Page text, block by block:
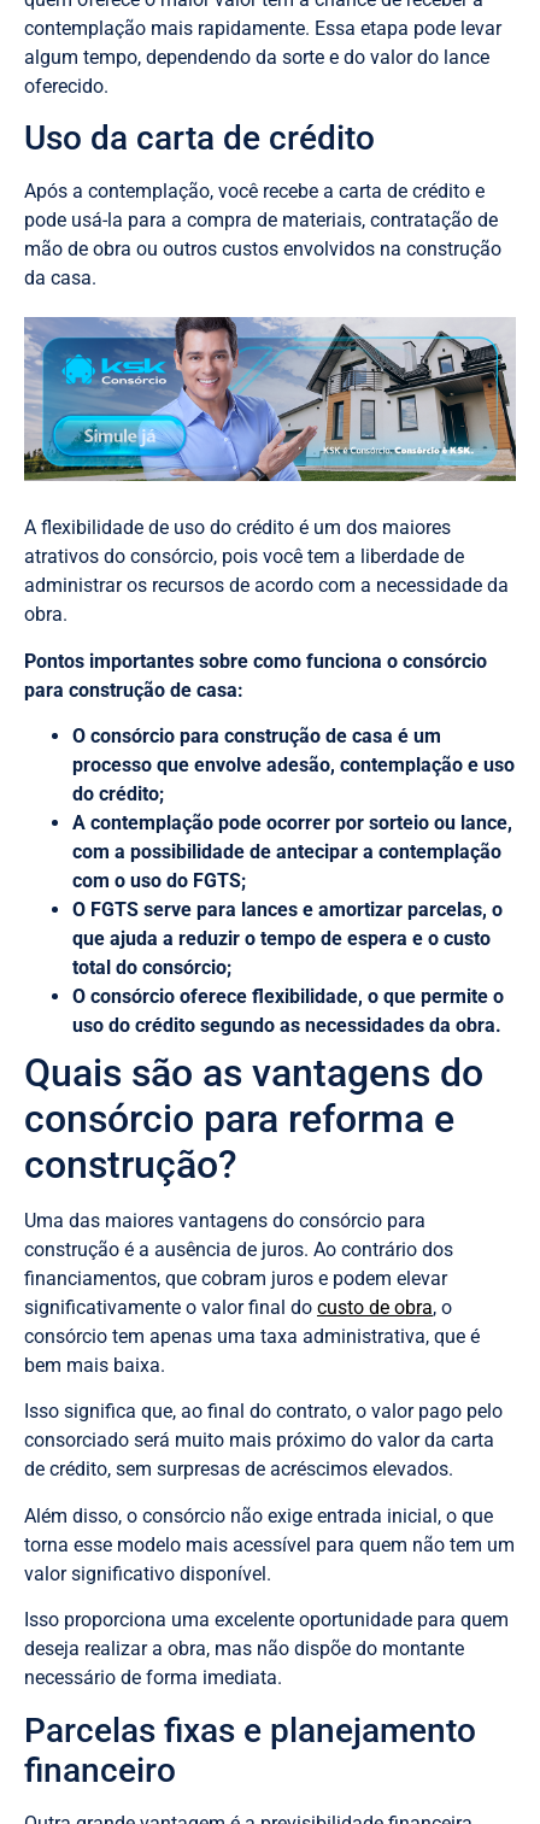
contemplação mais rapidamente. Essa etapa pode levar
algum tempo, dependendo da sorte e do valor do lance
oferecido.
Uso da carta de crédito
Após a contemplação, você recebe a carta de crédito e
pode usá-la para a compra de materiais, contratação de
mão de obra ou outros custos envolvidos na construção
da casa.
A flexibilidade de uso do crédito é um dos maiores
atrativos do consórcio, pois você tem a liberdade de
administrar os recursos de acordo com a necessidade da
obra.
Pontos importantes sobre como funciona o consórcio
para construção de casa:
O consórcio para construção de casa é um
processo que envolve adesão, contemplação e uso
do crédito;
A contemplação pode ocorrer por sorteio ou lance,
com a possibilidade de antecipar a contemplação
com o uso do FGTS;
O FGTS serve para lances e amortizar parcelas, o
que ajuda a reduzir o tempo de espera e o custo
total do consórcio;
O consórcio oferece flexibilidade, o que permite o
uso do crédito segundo as necessidades da obra.
Quais são as vantagens do
consórcio para reforma e
construção?
Uma das maiores vantagens do consórcio para
construção é a ausência de juros. Ao contrário dos
financiamentos, que cobram juros e podem elevar
significativamente o valor final do custo de obra, o
consórcio tem apenas uma taxa administrativa, que é
bem mais baixa.
Isso significa que, ao final do contrato, o valor pago pelo
consorciado será muito mais próximo do valor da carta
de crédito, sem surpresas de acréscimos elevados.
Além disso, o consórcio não exige entrada inicial, o que
torna esse modelo mais acessível para quem não tem um
valor significativo disponível.
Isso proporciona uma excelente oportunidade para quem
deseja realizar a obra, mas não dispõe do montante
necessário de forma imediata.
Parcelas fixas e planejamento
financeiro